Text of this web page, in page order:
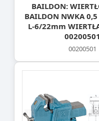
BAILDON:
BAILDON NWKA 0,5
L-6/22mm
00200501
00200501